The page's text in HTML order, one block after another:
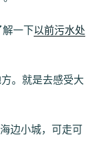
一下以前污水处
。就是去感受大
边小城，可走可